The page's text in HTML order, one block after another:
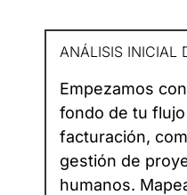
ANÁLISIS INICIAL
Empezamos
fondo de tu
facturación,
gestión de
humanos.